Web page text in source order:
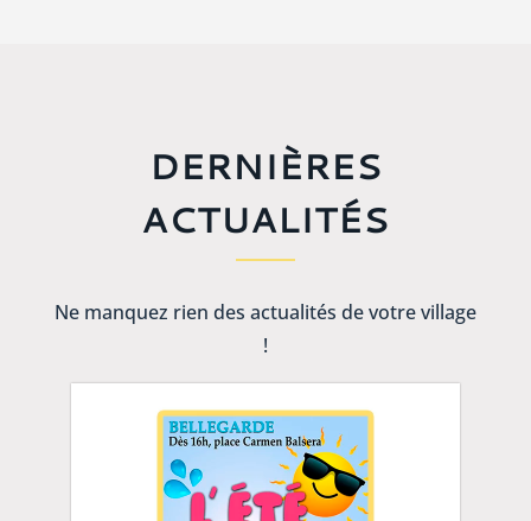
DERNIÈRES
ACTUALITÉS
Ne manquez rien des actualités de votre village
!